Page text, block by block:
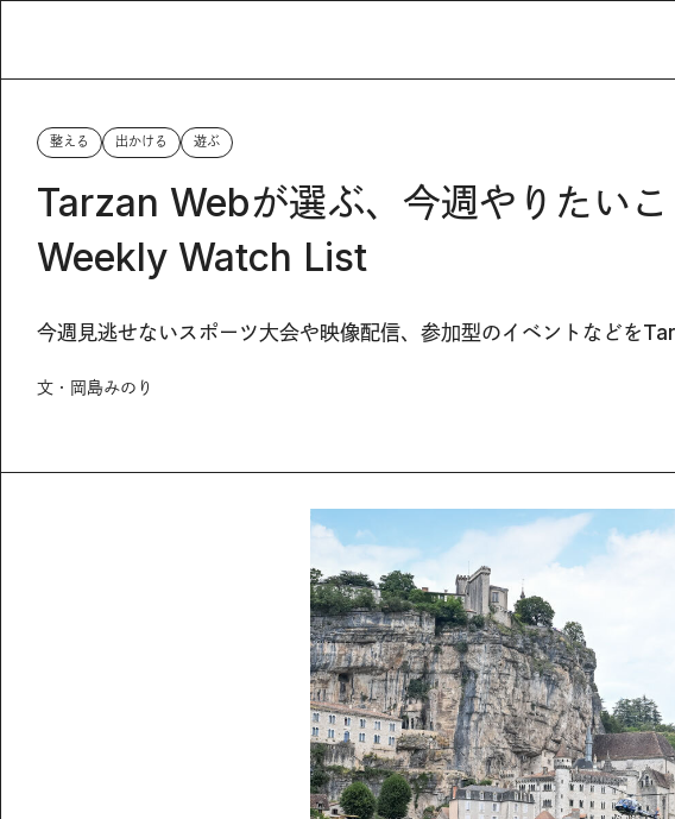
整える 出かける 遊ぶ
Tarzan Webが選ぶ、今週やりたい
Weekly Watch List
今週見逃せないスポーツ大会や映像配信、参加型のイベントなどを
文・岡島みのり